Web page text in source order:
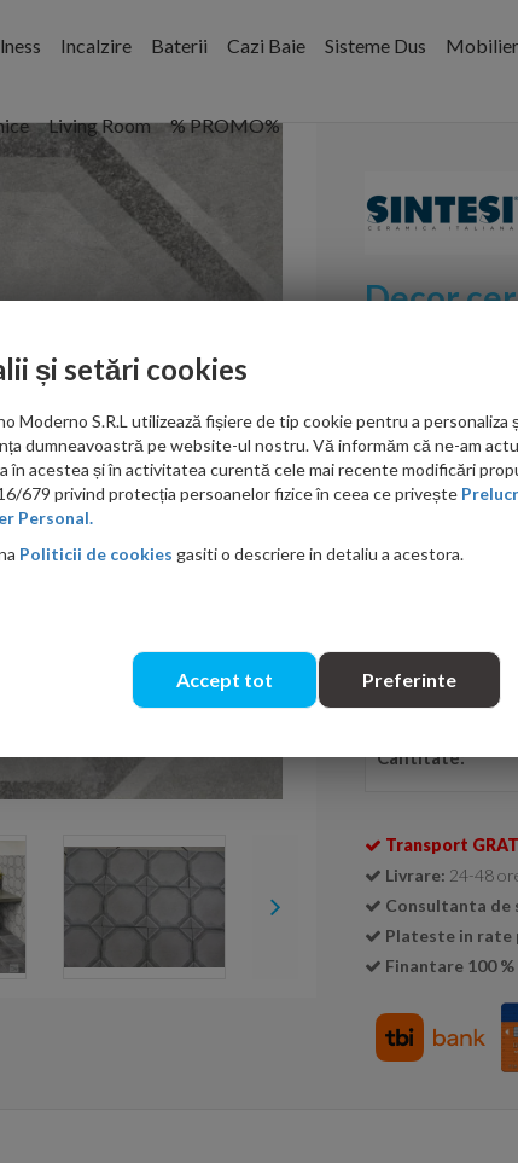
Incalzire Baterii Cazi Baie Sisteme Dus
Living Room % PROMO%
Decor
PRP: 245.00 RON/
214.00
Se livreaza doar la
Cantitate:
Transport
Livrare: 24-48
Consultanta de
Plateste in rate
Finantare 100
și setări cookies
Moderno S.R.L utilizează fișiere de tip cookie pentru a personaliza
dumneavoastră pe website-ul nostru. Vă informăm că ne-am
în acestea și în activitatea curentă cele mai recente modificări
679 privind protecția persoanelor fizice în ceea ce privește
Personal.
Politicii de cookies gasiti o descriere in detaliu a acestora.
Accept tot Preferinte